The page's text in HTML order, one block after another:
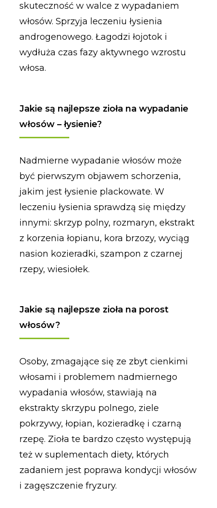
skuteczność w walce z wypadaniem
włosów. Sprzyja leczeniu łysienia
androgenowego. Łagodzi łojotok i
wydłuża czas fazy aktywnego wzrostu
włosa.
Jakie są najlepsze zioła na wypadanie
włosów – łysienie?
Nadmierne wypadanie włosów może
być pierwszym objawem schorzenia,
jakim jest łysienie plackowate. W
leczeniu łysienia sprawdzą się między
innymi: skrzyp polny, rozmaryn, ekstrakt
z korzenia łopianu, kora brzozy, wyciąg
nasion kozieradki, szampon z czarnej
rzepy, wiesiołek.
Jakie są najlepsze zioła na porost
włosów?
Osoby, zmagające się ze zbyt cienkimi
włosami i problemem nadmiernego
wypadania włosów, stawiają na
ekstrakty skrzypu polnego, ziele
pokrzywy, łopian, kozieradkę i czarną
rzepę. Zioła te bardzo często występują
też w suplementach diety, których
zadaniem jest poprawa kondycji włosów
i zagęszczenie fryzury.